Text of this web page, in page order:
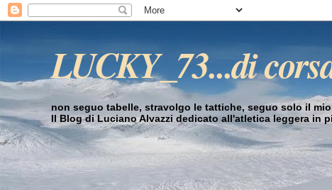
LUCKY_73...di
non seguo tabelle, stravolgo le tattiche, seguo solo il
Il Blog di Luciano Alvazzi dedicato all'atletica leggera in